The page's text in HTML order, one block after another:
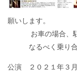
願いします。
お車の場合、駐車
なるべく乗り合わ
公演 ２０２１年３月